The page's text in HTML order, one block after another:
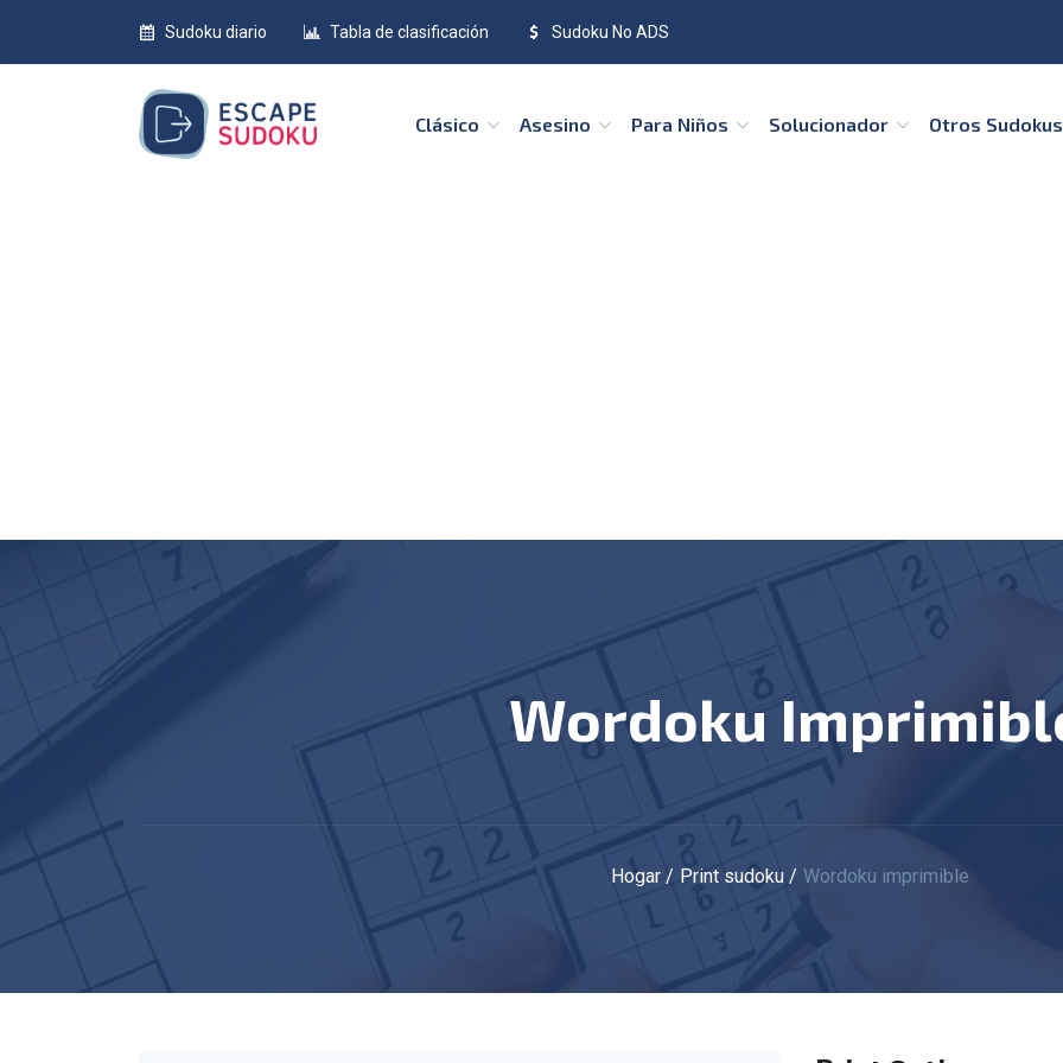
Sudoku diario Tabla de clasificación Sudoku No ADS
Clásico Asesino Para Niños Solucionador Otros
Wordoku
Hogar Print sudoku Wordoku imprimible